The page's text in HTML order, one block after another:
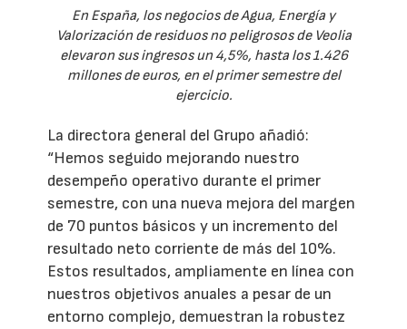
En España, los negocios de Agua, Energía y
Valorización de residuos no peligrosos de Veolia
elevaron sus ingresos un 4,5%, hasta los 1.426
millones de euros, en el primer semestre del
ejercicio.
La directora general del Grupo añadió:
“Hemos seguido mejorando nuestro
desempeño operativo durante el primer
semestre, con una nueva mejora del margen
de 70 puntos básicos y un incremento del
resultado neto corriente de más del 10%.
Estos resultados, ampliamente en línea con
nuestros objetivos anuales a pesar de un
entorno complejo, demuestran la robustez